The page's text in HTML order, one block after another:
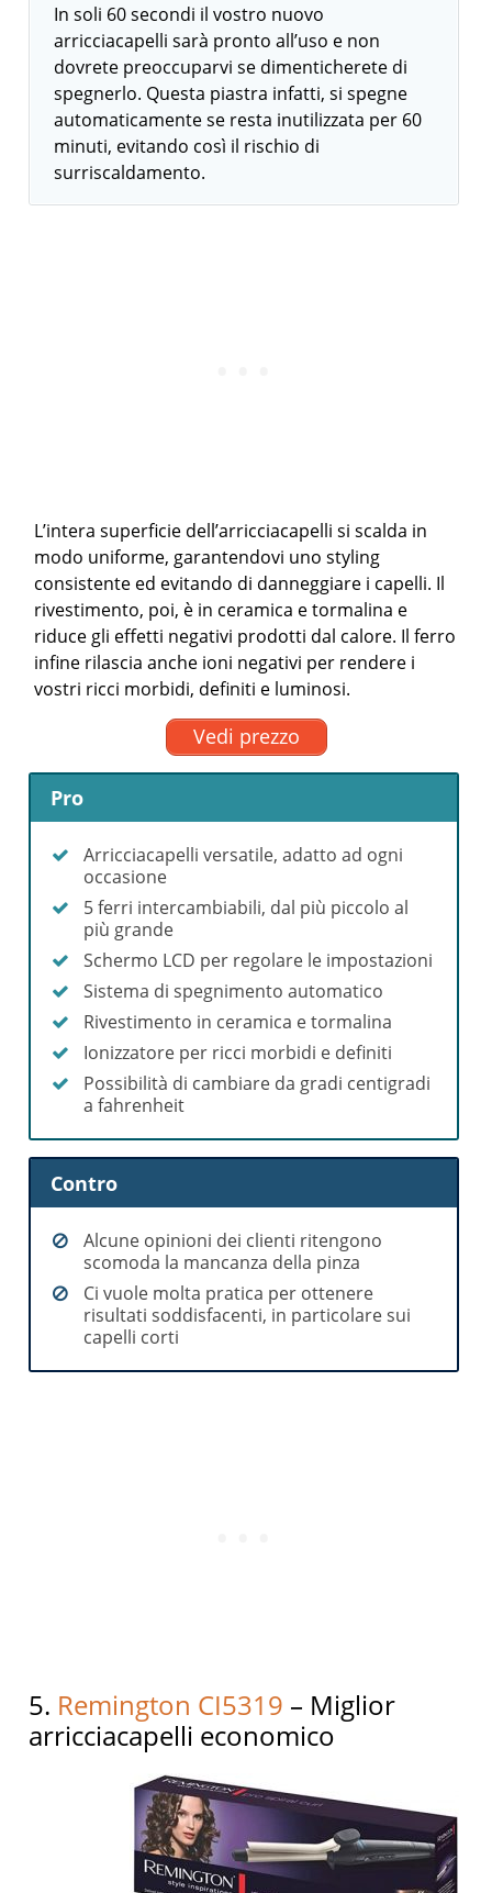
In soli 60 secondi il vostro nuovo
arricciacapelli sarà pronto all’uso e non
dovrete preoccuparvi se dimenticherete di
spegnerlo. Questa piastra infatti, si spegne
automaticamente se resta inutilizzata per 60
minuti, evitando così il rischio di
surriscaldamento.
L’intera superficie dell’arricciacapelli si scalda in
modo uniforme, garantendovi uno styling
consistente ed evitando di danneggiare i capelli. Il
rivestimento, poi, è in ceramica e tormalina e
riduce gli effetti negativi prodotti dal calore. Il ferro
infine rilascia anche ioni negativi per rendere i
vostri ricci morbidi, definiti e luminosi.
Vedi prezzo
Pro
Arricciacapelli versatile, adatto ad ogni
occasione
5 ferri intercambiabili, dal più piccolo al
più grande
Schermo LCD per regolare le impostazioni
Sistema di spegnimento automatico
Rivestimento in ceramica e tormalina
Ionizzatore per ricci morbidi e definiti
Possibilità di cambiare da gradi centigradi
a fahrenheit
Contro
Alcune opinioni dei clienti ritengono
scomoda la mancanza della pinza
Ci vuole molta pratica per ottenere
risultati soddisfacenti, in particolare sui
capelli corti
5. Remington CI5319 – Miglior
arricciacapelli economico